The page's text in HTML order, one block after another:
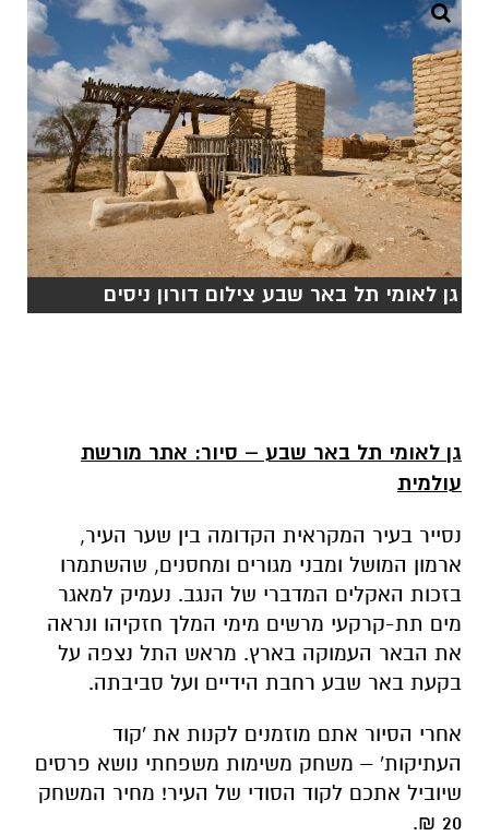
גן לאומי תל באר שבע צילום דורון ניסים
גן לאומי תל באר שבע – סיור: אתר מורשת
עולמית
נסייר בעיר המקראית הקדומה בין שער העיר,
ארמון המושל ומבני מגורים ומחסנים, שהשתמרו
בזכות האקלים המדברי של הנגב. נעמיק למאגר
מים תת-קרקעי מרשים מימי המלך חזקיהו ונראה
את הבאר העמוקה בארץ. מראש התל נצפה על
בקעת באר שבע רחבת הידיים ועל סביבתה.
אחרי הסיור אתם מוזמנים לקנות את 'קוד
העתיקות' – משחק משימות משפחתי נושא פרסים
שיוביל אתכם לקוד הסודי של העיר! מחיר המשחק
20 ₪.